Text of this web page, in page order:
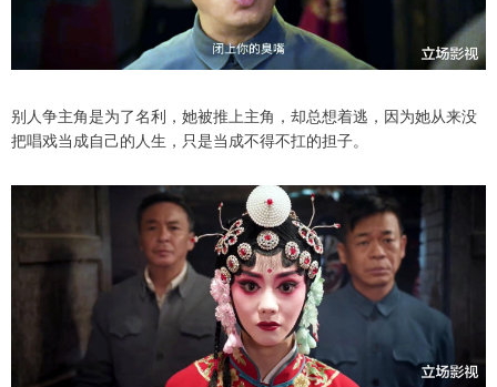
别人争主角是为了名利，她被推上主角，却总想着逃，因为她从来没
把唱戏当成自己的人生，只是当成不得不扛的担子。